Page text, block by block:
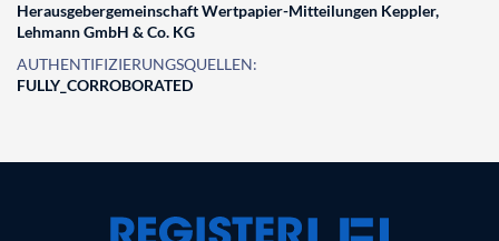
Herausgebergemeinschaft Wertpapier-Mitteilungen Keppler,
Lehmann GmbH & Co. KG
AUTHENTIFIZIERUNGSQUELLEN:
FULLY_CORROBORATED